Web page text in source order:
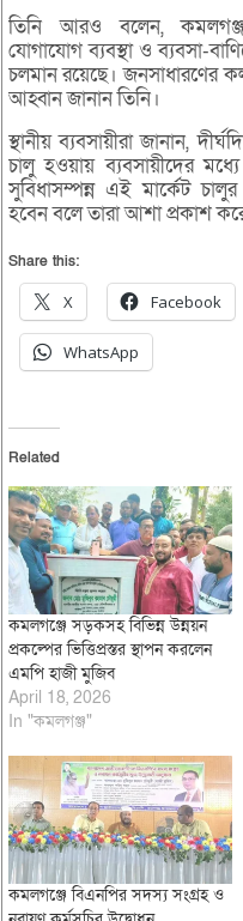
তিনি আরও বলেন,
যোগাযোগ ব্যবস্থা ও ব্যবসা-
চলমান রয়েছে। জনসাধারণের
আহ্বান জানান তিনি।
স্থানীয় ব্যবসায়ীরা জানান,
চালু হওয়ায় ব্যবসায়ীদের
সুবিধাসম্পন্ন এই মার্কেট
হবেন বলে তারা আশা প্রকাশ
Share this:
X Facebook
WhatsApp
Related
কমলগঞ্জে সড়কসহ বিভিন্ন উন্নয়ন
প্রকল্পের ভিত্তিপ্রস্তর স্থাপন করলেন
এমপি হাজী মুজিব
April 18, 2026
In "কমলগঞ্জ"
কমলগঞ্জে বিএনপির সদস্য সংগ্রহ ও